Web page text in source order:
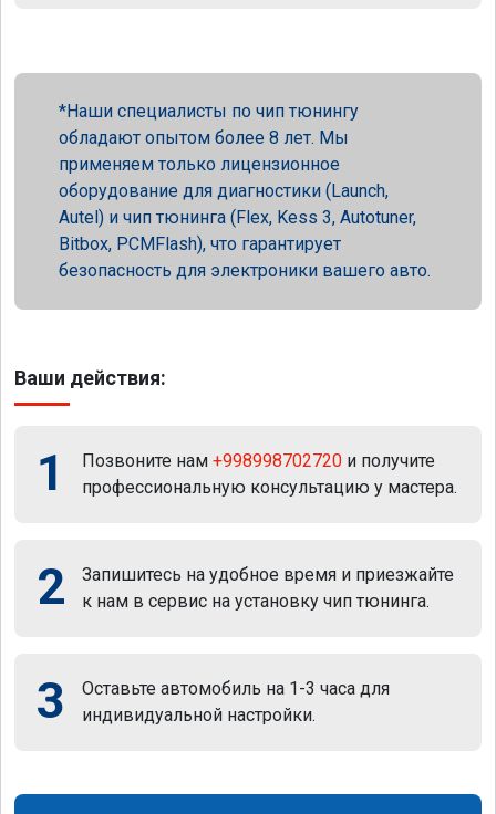
Наши специалисты по чип тюнингу
обладают опытом более 8 лет. Мы
применяем только лицензионное
оборудование для диагностики (Launch,
Autel) и чип тюнинга (Flex, Kess 3, Autotuner,
Bitbox, PCMFlash), что гарантирует
безопасность для электроники вашего авто.
Ваши действия:
1 Позвоните нам +998998702720 и получите
профессиональную консультацию у мастера.
2
Запишитесь на удобное время и приезжайте
к нам в сервис на установку чип тюнинга.
3
Оставьте автомобиль на 1-3 часа для
индивидуальной настройки.